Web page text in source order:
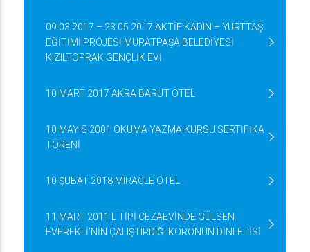
09.03.2017 – 23.05 2017 AKTİF KADIN – YURTTAŞ
EĞİTİMİ PROJESİ MURATPAŞA BELEDİYESİ
KIZILTOPRAK GENÇLİK EVİ
10 MART 2017 AKRA BARUT OTEL
10 MAYIS 2001 OKUMA YAZMA KURSU SERTİFİKA
TÖRENİ
10 ŞUBAT 2018 MIRACLE OTEL
11 MART 2011 L TİPİ CEZAEVİNDE GÜLSEN
EVEREKLİ’NİN ÇALIŞTIRDIĞI KORONUN DİNLETİSİ